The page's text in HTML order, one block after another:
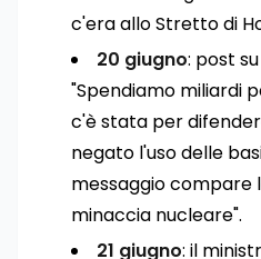
c'era allo Stretto di
20 giugno: post
"Spendiamo miliardi
c'è stata per
negato l'uso delle
messaggio compare
minaccia nucleare".
21 giugno: il